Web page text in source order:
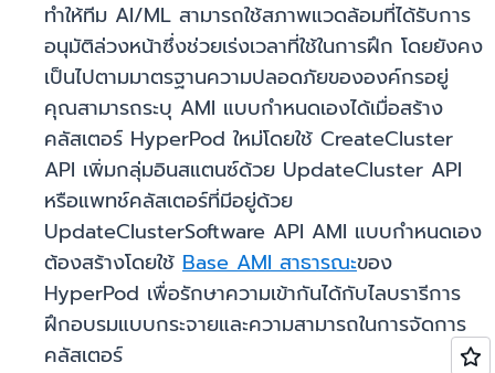
ทำให้ทีม AI/ML สามารถใช้สภาพแวดล้อมที่ได้รับการ
อนุมัติล่วงหน้าซึ่งช่วยเร่งเวลาที่ใช้ในการฝึก โดยยังคง
เป็นไปตามมาตรฐานความปลอดภัยขององค์กรอยู่
คุณสามารถระบุ AMI แบบกำหนดเองได้เมื่อสร้าง
คลัสเตอร์ HyperPod ใหม่โดยใช้ CreateCluster
API เพิ่มกลุ่มอินสแตนซ์ด้วย UpdateCluster API
หรือแพทช์คลัสเตอร์ที่มีอยู่ด้วย
UpdateClusterSoftware API AMI แบบกำหนดเอง
ต้องสร้างโดยใช้ Base AMI สาธารณะของ
HyperPod เพื่อรักษาความเข้ากันได้กับไลบรารีการ
ฝึกอบรมแบบกระจายและความสามารถในการจัดการ
คลัสเตอร์